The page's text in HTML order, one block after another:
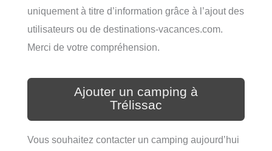
uniquement à titre d’information grâce à l’ajout des
utilisateurs ou de destinations-vacances.com.
Merci de votre compréhension.
Ajouter un camping à
Trélissac
Vous souhaitez contacter un camping aujourd’hui